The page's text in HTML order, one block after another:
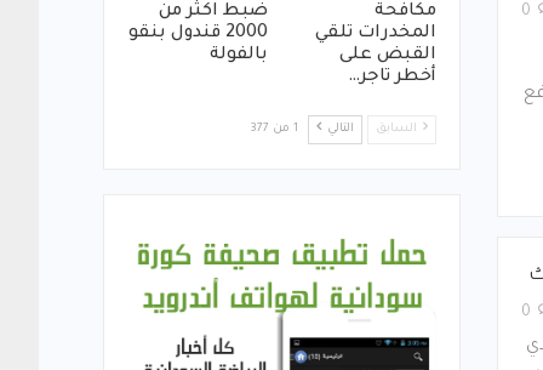
مكافحة
المخدرات تلقي
القبض على
أخطر تاجر…
ضبط اكثر من
2000 قندول بنقو
بالفولة
السابق التالي 1 من 377